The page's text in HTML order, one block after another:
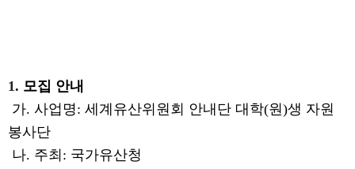
1. 모집 안내
가. 사업명: 세계유산위원회 안내단 대학(원)생 자원
봉사단
나. 주최: 국가유산청